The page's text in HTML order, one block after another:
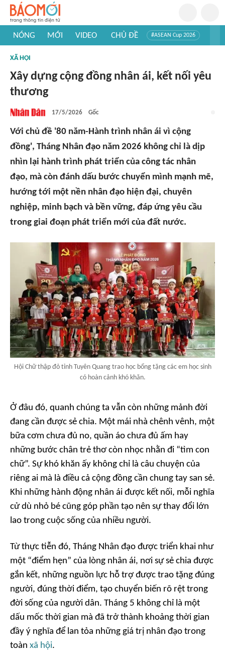
NÓNG MỚI VIDEO CHỦ ĐỀ #ASEAN Cup 2026
#Khám phá thế giới
XÃ HỘI
Xây dựng cộng đồng nhân ái, kết nối yêu
thương
17/5/2026 Gốc
Với chủ đề '80 năm-Hành trình nhân ái vì cộng
đồng', Tháng Nhân đạo năm 2026 không chỉ là dịp
nhìn lại hành trình phát triển của công tác nhân
đạo, mà còn đánh dấu bước chuyển mình mạnh mẽ,
hướng tới một nền nhân đạo hiện đại, chuyên
nghiệp, minh bạch và bền vững, đáp ứng yêu cầu
trong giai đoạn phát triển mới của đất nước.
Hội Chữ thập đỏ tỉnh Tuyên Quang trao học bổng tặng các em học sinh
có hoàn cảnh khó khăn.
Ở đâu đó, quanh chúng ta vẫn còn những mảnh đời
đang cần được sẻ chia. Một mái nhà chênh vênh, một
bữa cơm chưa đủ no, quần áo chưa đủ ấm hay
những bước chân trẻ thơ còn nhọc nhằn đi “tìm con
chữ”. Sự khó khăn ấy không chỉ là câu chuyện của
riêng ai mà là điều cả cộng đồng cần chung tay san sẻ.
Khi những hành động nhân ái được kết nối, mỗi nghĩa
cử dù nhỏ bé cũng góp phần tạo nên sự thay đổi lớn
lao trong cuộc sống của nhiều người.
Từ thực tiễn đó, Tháng Nhân đạo được triển khai như
một “điểm hẹn” của lòng nhân ái, nơi sự sẻ chia được
gắn kết, những nguồn lực hỗ trợ được trao tặng đúng
người, đúng thời điểm, tạo chuyển biến rõ rệt trong
đời sống của người dân. Tháng 5 không chỉ là một
dấu mốc thời gian mà đã trở thành khoảng thời gian
đầy ý nghĩa để lan tỏa những giá trị nhân đạo trong
toàn xã hội.